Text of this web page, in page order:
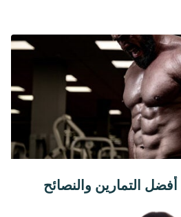
التمارين والنصائح